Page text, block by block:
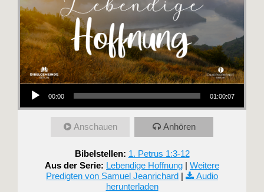
Audio-Player
00:00 01:00:07
Anschauen Anhören
Bibelstellen: 1. Petrus 1:3-12
Aus der Serie: Lebendige Hoffnung | Weitere
Predigten von Samuel Jeanrichard |
Audio
herunterladen